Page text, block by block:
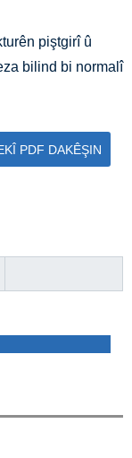
piştgirî û
bilind bi normalî
PDF DAKÊŞIN